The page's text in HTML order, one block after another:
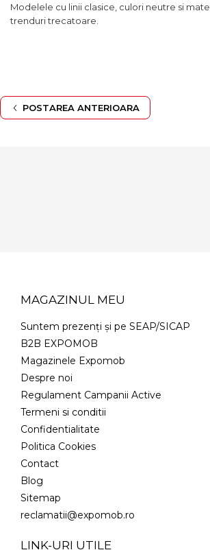
Modelele cu linii clasice, culori neutre si
trenduri trecatoare.
POSTAREA ANTERIOARA
MAGAZINUL MEU
Suntem prezenți și pe SEAP/SICAP
B2B EXPOMOB
Magazinele Expomob
Despre noi
Regulament Campanii Active
Termeni si conditii
Confidentialitate
Politica Cookies
Contact
Blog
Sitemap
reclamatii@expomob.ro
LINK-URI UTILE